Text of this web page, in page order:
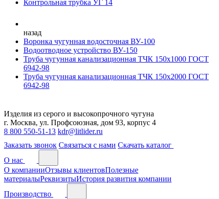
Контрольная трубка УГ 14
назад
Воронка чугунная водосточная ВУ-100
Водоотводное устройство ВУ-150
Труба чугунная канализационная ТЧК 150х1000 ГОСТ
6942-98
Труба чугунная канализационная ТЧК 150х2000 ГОСТ
6942-98
Изделия из серого и высокопрочного чугуна
г. Москва, ул. Профсоюзная, дом 93, корпус 4
8 800 550-51-13 kdr@litlider.ru
Заказать звонок Связаться с нами Скачать каталог
О нас
О компанииОтзывы клиентовПолезные
материалыРеквизитыИстория развития компании
Производство